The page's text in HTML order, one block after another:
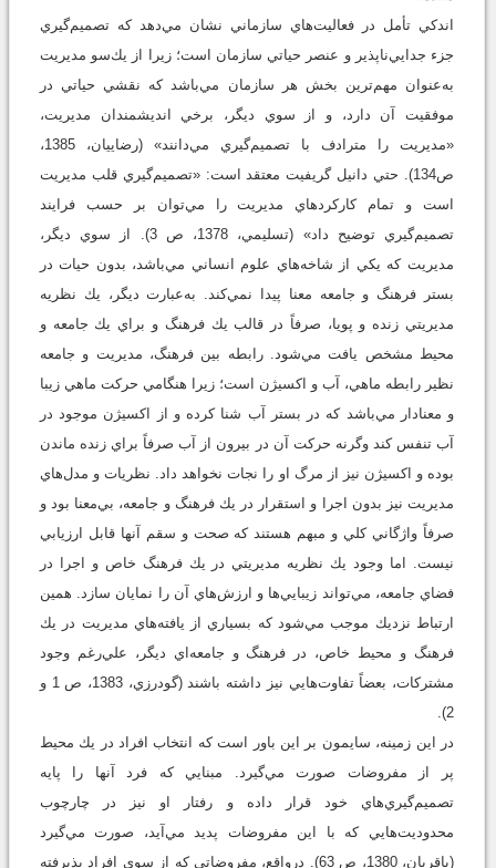
اندكي تأمل در فعاليت‌‌هاي سازماني نشان مي‌دهد كه تصميم‌گيري
جزء جدايي‌ناپذير و عنصر حياتي سازمان است؛ زيرا از يك‌سو مديريت
به‌عنوان مهم‌ترين بخش هر سازمان مي‌باشد كه نقشي حياتي در
موفقيت آن دارد، و از سوي ديگر، برخي انديشمندان مديريت،
«مديريت را مترادف با تصميم‌گيري مي‌دانند» (رضاييان، 1385،
ص134). حتي دانيل گريفيت معتقد است: «تصميم‌گيري قلب مديريت
است و تمام كاركردهاي مديريت را مي‌توان بر حسب فرايند
تصميم‌گيري توضيح داد» (تسليمي، 1378، ص 3). از سوي ديگر،
مديريت كه يكي از شاخه‌هاي علوم انساني مي‌باشد، بدون حيات در
بستر فرهنگ و جامعه معنا پيدا نمي‌كند. به‌عبارت ديگر، يك نظريه
مديريتي زنده و پويا، صرفاً در قالب يك فرهنگ و براي يك جامعه و
محيط مشخص يافت مي‌شود. رابطه بين فرهنگ، مديريت و جامعه
نظير رابطه ماهي، آب و اكسيژن است؛ زيرا هنگامي حركت ماهي زيبا
و معنادار مي‌باشد كه در بستر آب شنا كرده و از اكسيژن موجود در
آب تنفس كند وگرنه حركت آن در بيرون از آب صرفاً براي زنده ماندن
بوده و اكسيژن نيز از مرگ او را نجات نخواهد داد. نظريات و مدل‌هاي
مديريت نيز بدون اجرا و استقرار در يك فرهنگ و جامعه، بي‌معنا بود و
صرفاً واژگاني كلي و مبهم هستند كه صحت و سقم آنها قابل ارزيابي
نيست. اما وجود يك نظريه مديريتي در يك فرهنگ خاص و اجرا در
فضاي جامعه، مي‌تواند زيبايي‌ها و ارزش‌هاي آن را نمايان سازد. همين
ارتباط نزديك موجب مي‌شود كه بسياري از يافته‌هاي مديريت در يك
فرهنگ و محيط خاص، در فرهنگ و جامعه‌اي ديگر، علي‌رغم وجود
مشتركات، بعضاً تفاوت‌هايي نيز داشته باشند (گودرزي، 1383، ص 1 و
2).
در اين زمينه، سايمون بر اين باور است كه انتخاب افراد در يك محيط
پر از مفروضات صورت مي‌گيرد. مبنايي كه فرد آنها را پايه
تصميم‌گيري‌هاي خود قرار داده و رفتار او نيز در چارچوب
محدوديت‌هايي كه با اين مفروضات پديد مي‌آيد، صورت مي‌گيرد
(باقريان، 1380، ص 63). درواقع، مفروضاتي كه از سوي افراد پذيرفته